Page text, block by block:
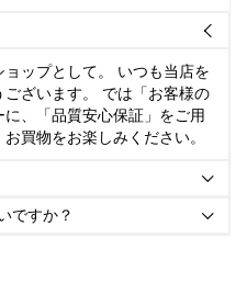

ップとして。 いつも当店を
ざいます。 では「お客様の
、「品質安心保証」をご用
買物をお楽しみください。

ですか？ 